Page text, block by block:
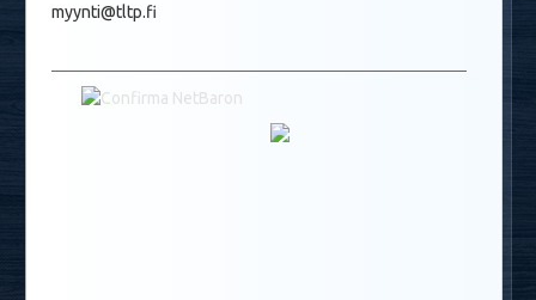
myynti@tltp.fi